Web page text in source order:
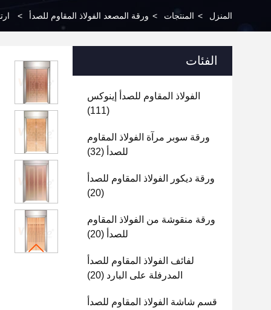
المنزل > المنتجات > ورقة المصعد الفولاذ المقاوم للصدأ > ارتفع
الفئات
الفولاذ المقاوم للصدأ إينوكس
(111)
ورقة سوبر مرآة الفولاذ المقاوم
للصدأ (32)
ورقة ديكور الفولاذ المقاوم للصدأ
(20)
ورقة منقوشة من الفولاذ المقاوم
للصدأ (20)
لفائف الفولاذ المقاوم للصدأ
المدرفلة على البارد (20)
قسم شاشة الفولاذ المقاوم للصدأ